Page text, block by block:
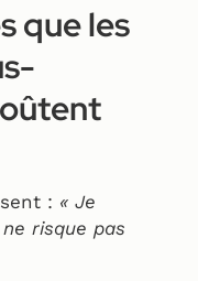
que les
: « Je
risque pas